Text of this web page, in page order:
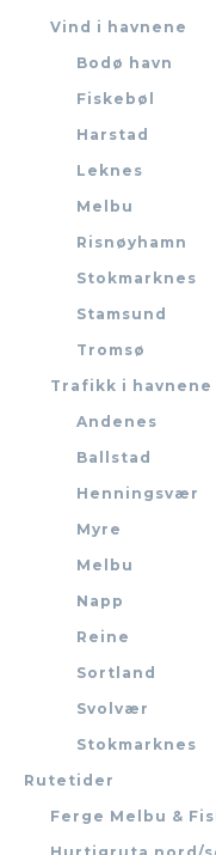
Vind i havnene
Bodø havn
Fiskebøl
Harstad
Leknes
Melbu
Risnøyhamn
Stokmarknes
Stamsund
Tromsø
Trafikk i havnene
Andenes
Ballstad
Henningsvær
Myre
Melbu
Napp
Reine
Sortland
Svolvær
Stokmarknes
Rutetider
Ferge Melbu &